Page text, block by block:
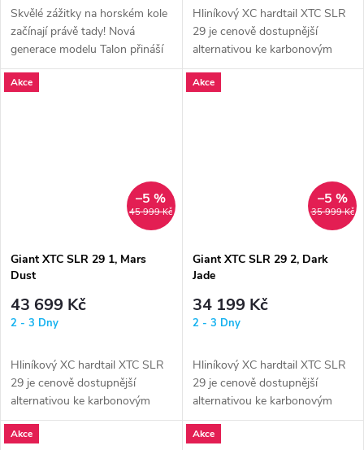
Skvělé zážitky na horském kole
začínají právě tady! Nová
generace modelu Talon přináší
úplně nový rám s vylepšenou...
Hliníkový XC hardtail XTC SLR
29 je cenově dostupnější
alternativou ke karbonovým
modelům XTC Advanced 29.
Navržen je...
Akce
45 999 Kč
–5 %
Giant XTC SLR 29 1, Mars
Dust
43 699 Kč
2 - 3 Dny
Hliníkový XC hardtail XTC SLR
29 je cenově dostupnější
alternativou ke karbonovým
modelům XTC Advanced 29.
Navržen je...
Akce
35 999 Kč
–5 %
Giant XTC SLR 29 2, Dark
Jade
34 199 Kč
2 - 3 Dny
Hliníkový XC hardtail XTC SLR
29 je cenově dostupnější
alternativou ke karbonovým
modelům XTC Advanced 29.
Navržen je...
Akce Akce